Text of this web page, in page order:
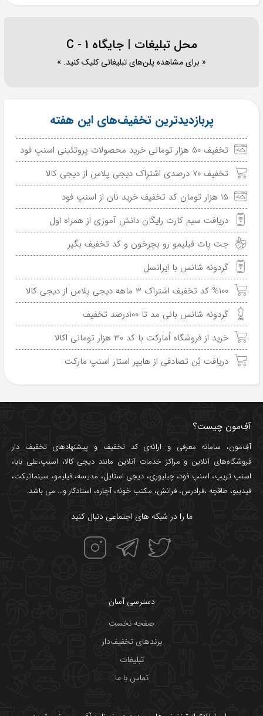
محل تبلیغات | جایگاه C - 1
« برای مشاهده پلن‌های تبلیغاتی کلیک کنید. »
پربازدیدترین تخفیف‌های این هفته
تخفیف 50 هزار تومانی خرید محصولات پروتئینی اسنپ فود
تخفیف 70 درصدی اشتراک دیجی پلاس از دیجی کالا
15 هزار تومان کد تخفیف خرید نان از اسنپ فود
دریافت سیم کارت رایگان دانش آموزی از همراه اول
جت پات فیلیمو رو بچرخون و کد تخفیف بگیر
گردونه شانس با ایرانسل
%100 کد تخفیف اشتراک 3 ماهه دیجی پلاس از دیجی کالا
گردونه شانس بانی مد تا 100درصد تخفیف
خرید از فروشگاه اُمارکت با کد 30 هزار تومانی اکالا
دریافت بُن تصادفی از هایپر استار اسنپ مارکت
آفِ‌مون چیست؟
آفِ‌مون، سامانه معرفی و ارائه‌یکد تخفیف و پیشنهادهای تخفیف دار
فروشگاه‌های آنلاین و مراکز خدمات آنلاین مانند دیجی کالا، اسنپ،علی بابا،
اسنپ تریپ، اسنپ فود،چیلیوری، دیجی استایل، مدیسه،فیلیمو، سینماتیکت،
فیدیبو، طاقچه ،فرادرس، فرانش، مکتب خونه،آچاره، استادکار و... می باشد.
ما را در شبکه های اجتماعی دنبال کنید
دسترسی آسان
صفحه نخست
برندهای تخفیف‌دار
تبلیغات
تماس با ما